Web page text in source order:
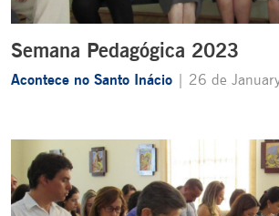
Semana Pedagógica 2023
Acontece no Santo Inácio | 26 de